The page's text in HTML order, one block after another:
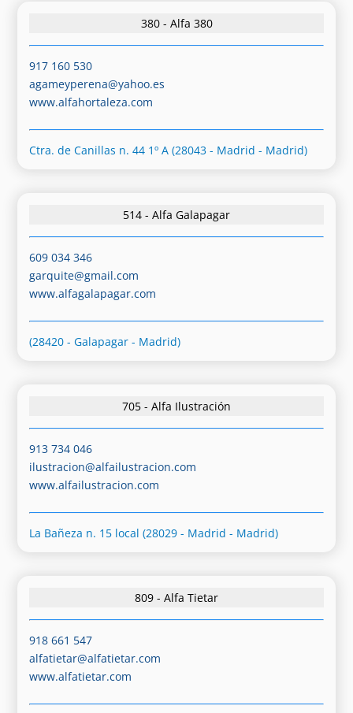
380 - Alfa 380
917 160 530
agameyperena@yahoo.es
www.alfahortaleza.com
Ctra. de Canillas n. 44 1º A (28043 - Madrid - Madrid)
514 - Alfa Galapagar
609 034 346
garquite@gmail.com
www.alfagalapagar.com
(28420 - Galapagar - Madrid)
705 - Alfa Ilustración
913 734 046
ilustracion@alfailustracion.com
www.alfailustracion.com
La Bañeza n. 15 local (28029 - Madrid - Madrid)
809 - Alfa Tietar
918 661 547
alfatietar@alfatietar.com
www.alfatietar.com